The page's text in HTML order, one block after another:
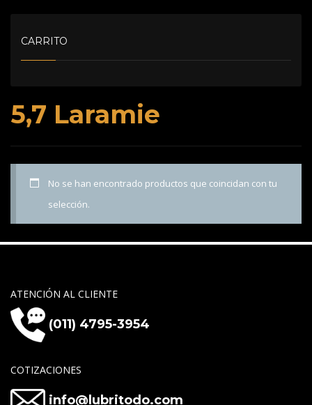
5,7 Laramie
No se han encontrado productos que coincidan con tu
selección.
CARRITO
ATENCIÓN AL CLIENTE
(011) 4795-3954
COTIZACIONES
info@lubritodo.com